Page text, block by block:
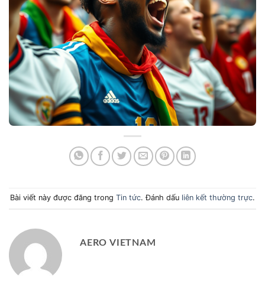
Bài viết này được đăng trong Tin tức. Đánh dấu liên kết thường trực.
AERO VIETNAM